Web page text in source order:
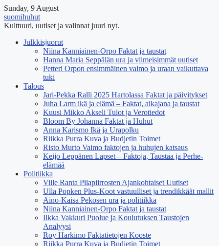
Sunday, 9 August
suomihuhut
Kulttuuri, uutiset ja valinnat juuri nyt.
Julkkisjuorut
Niina Kanniainen-Orpo Faktat ja taustat
Hanna Maria Seppälän ura ja viimeisimmät uutiset
Petteri Orpon ensimmäinen vaimo ja uraan vaikuttava
tuki
Talous
Jari-Pekka Ralli 2025 Hartolassa Faktat ja päivitykset
Juha Larm ikä ja elämä – Faktat, aikajana ja taustat
Kuusi Mikko Akseli Tulot ja Verotiedot
Bloom By Johanna Faktat ja Huhut
Anna Karismo Ikä ja Urapolku
Riikka Purra Kuva ja Budjetin Toimet
Risto Murto Vaimo faktojen ja huhujen katsaus
Keijo Leppänen Lapset – Faktoja, Taustaa ja Perhe-
elämää
Politiikka
Ville Ranta Pilapiirrosten Ajankohtaiset Uutiset
Ulla Popken Plus-Koot vastuulliset ja trendikkäät mallit
Aino-Kaisa Pekosen ura ja politiikka
Niina Kanniainen-Orpo Faktat ja taustat
Ilkka Vakkuri Puolue ja Koulutuksen Taustojen
Analyysi
Roy Harkimo Faktatietojen Kooste
Riikka Purra Kuva ja Budjetin Toimet